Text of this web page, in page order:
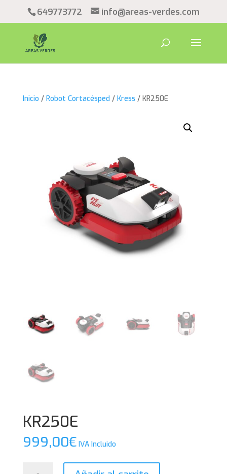
649773772 info@areas-verdes.com
Inicio / Robot Cortacésped / Kress / KR250E
KR250E
999,00€ IVA Incluido